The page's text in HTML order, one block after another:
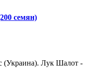
семян)
(Украина). Лук Шалот -